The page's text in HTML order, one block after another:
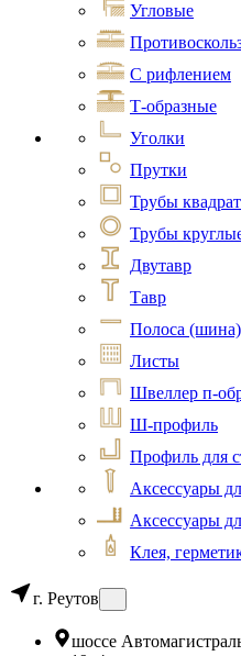
Угловые
С рифлением
Т-образные
Уголки
Прутки
Трубы
Трубы
Двутавр
Тавр
Полоса (шина)
Листы
Швеллер п-
Ш-профиль
Профиль для
Аксессуары
Аксессуары
Клея,
г. Реутов
шоссе